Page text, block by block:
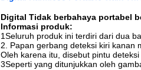
Digital Tidak berbahaya portabel
Informasi produk:
1Seluruh produk ini terdiri dari dua
2. Papan gerbang deteksi kiri kanan
Oleh karena itu, disebut pintu
3Seperti yang ditunjukkan oleh